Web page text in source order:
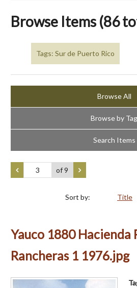
Browse Items (86
Tags: Sur de Puerto Rico
Browse All
Browse by Tag
Search Items
of 9
Sort by: Title
Yauco 1880 Hacienda
Rancheras 1 1976.jpg